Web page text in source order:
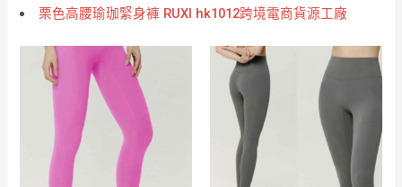
栗色高腰瑜珈緊身褲 RUXI hk1012跨境電商貨源工廠